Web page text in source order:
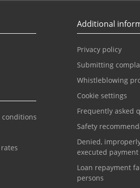
conditions
Additional
Privacy policy
Submitting
Whistleblowing
Cookie settings
Frequently asked
Safety
Denied,
executed
Loan repayment
persons